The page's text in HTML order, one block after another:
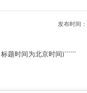
发布时间
题时间为北京时间)``````